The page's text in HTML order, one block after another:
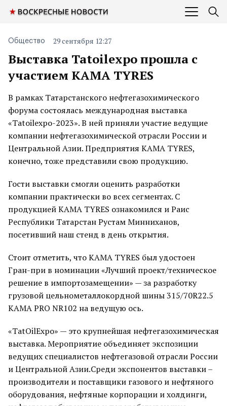
Выставка Tatoilexpo прошла с
участием KAMA TYRES
Общество 29 сентября 12:27
В рамках Татарстанского нефтегазохимического
форума состоялась международная выставка
«Tatoilexpo-2023». В ней приняли участие ведущие
компании нефтегазохимической отрасли России и
Центральной Азии. Предприятия KAMA TYRES,
конечно, тоже представили свою продукцию.
Гости выставки смогли оценить разработки
компании практически во всех сегментах. С
продукцией KAMA TYRES ознакомился и Раис
Республики Татарстан Рустам Минниханов,
посетивший наш стенд в день открытия.
Стоит отметить, что KAMA TYRES был удостоен
Гран-при в номинации «Лучший проект/техническое
решение в импортозамещении» — за разработку
грузовой цельнометаллокордной шины 315/70R22.5
KAMA PRO NR102 на ведущую ось.
«TatOilExpo» — это крупнейшая нефтегазохимическая
выставка. Мероприятие объединяет экспозиции
ведущих специалистов нефтегазовой отрасли России
и Центральной Азии.Среди экспонентов выставки –
производители и поставщики газового и нефтяного
оборудования, нефтяные корпорации и холдинги,